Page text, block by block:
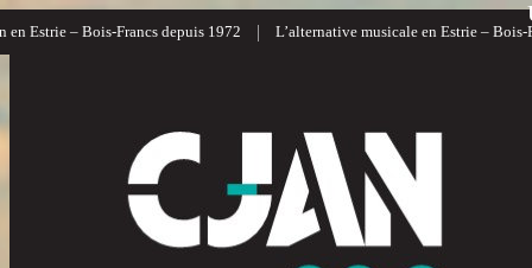
Estrie – Bois-Francs depuis 1972 L’alternative musicale en Estrie – Bois-